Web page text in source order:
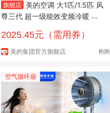
旗舰店
美的空调 大1匹/1.5匹 风
尊三代 超一级能效变频冷暖 全
尊三代PRO 大1.5匹 新品
2025.45元（需用券）
美的集团官方旗舰店 刚
空气循环扇